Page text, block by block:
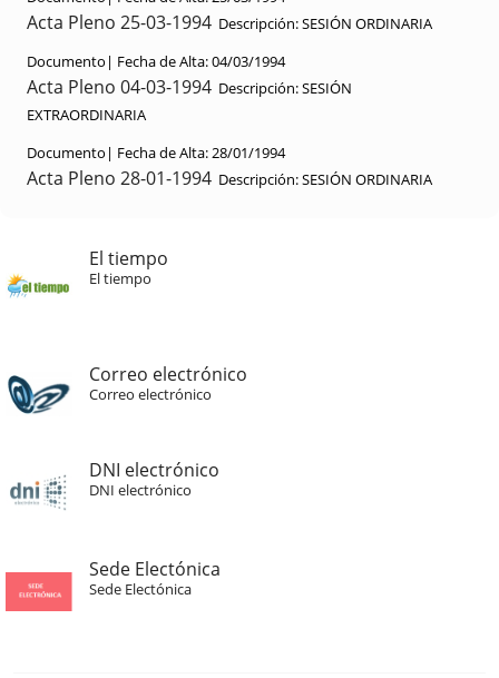
Acta Pleno 25-03-1994 Descripción:SESIÓN ORDINARIA
Documento| Fecha de Alta:04/03/1994
Acta Pleno 04-03-1994 Descripción:SESIÓN
EXTRAORDINARIA
Documento| Fecha de Alta:28/01/1994
Acta Pleno 28-01-1994 Descripción:SESIÓN ORDINARIA
El tiempo
El tiempo
Correo electrónico
Correo electrónico
DNI electrónico
DNI electrónico
Sede Electónica
Sede Electónica